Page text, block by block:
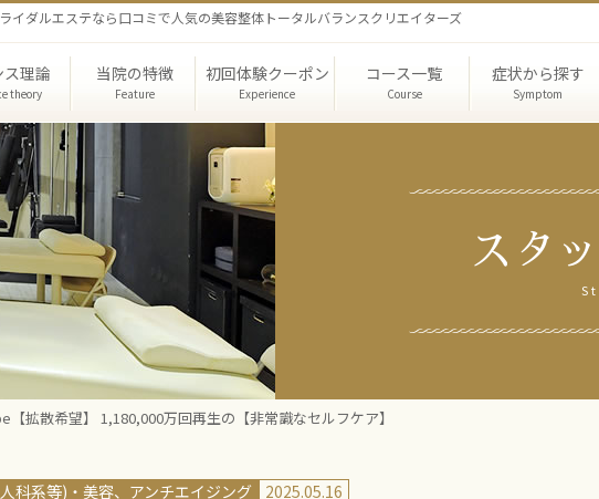
イダルエステなら口コミで人気の美容整体トータルバランスクリエイターズ
理論
theory
当院の特徴
Feature
初回体験クーポン
Experience
コース一覧
Course
正 メルトセラピー 頭蓋骨・小顔矯正 ブライダル
症状から探す
Symptom
第三者機関による
実証結果 ビフォーアフター コー
院長紹介 店舗概要/アクセス スクール
スタ
【拡散希望】 1,180,000万回再生の【非常識なセルフケア】
科系等) 美容、アンチエイジング 2025.05.16